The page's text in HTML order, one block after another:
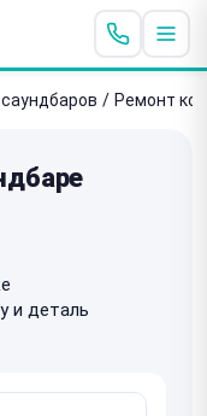
/ Ремонт
и деталь